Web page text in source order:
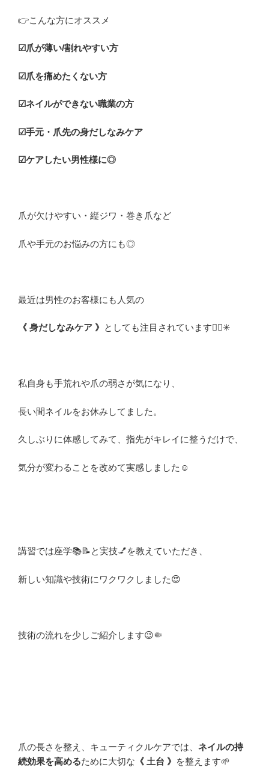
👉こんな方にオススメ
☑︎爪が薄い/割れやすい方
☑︎爪を痛めたくない方
☑︎ネイルができない職業の方
☑︎手元・爪先の身だしなみケア
☑︎ケアしたい男性様に◎
爪が欠けやすい・縦ジワ・巻き爪など
爪や手元のお悩みの方にも◎
最近は男性のお客様にも人気の
《 身だしなみケア 》 としても注目されています💁‍♀️✳︎
私自身も手荒れや爪の弱さが気になり、
長い間ネイルをお休みしてました。
久しぶりに体感してみて、指先がキレイに整うだけで、
気分が変わることを改めて実感しました☺️
講習では座学📚📝と実技💅を教えていただき、
新しい知識や技術にワクワクしました😍
技術の流れを少しご紹介します😉🤏
爪の長さを整え、キューティクルケアでは、 ネイルの持
続効果を高めるために大切な 《 土台 》 を整えます🌱